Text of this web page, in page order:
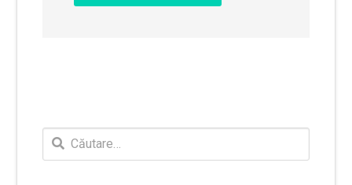
Caută